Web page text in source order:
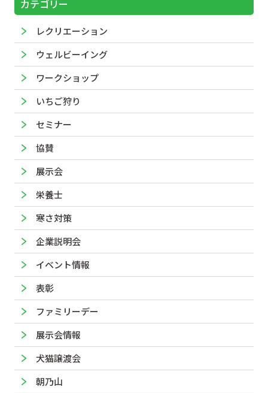
カテゴリー
レクリエーション
ウェルビーイング
ワークショップ
いちご狩り
セミナー
協賛
展示会
栄養士
寒さ対策
企業説明会
イベント情報
表彰
ファミリーデー
展示会情報
犬猫譲渡会
朝乃山